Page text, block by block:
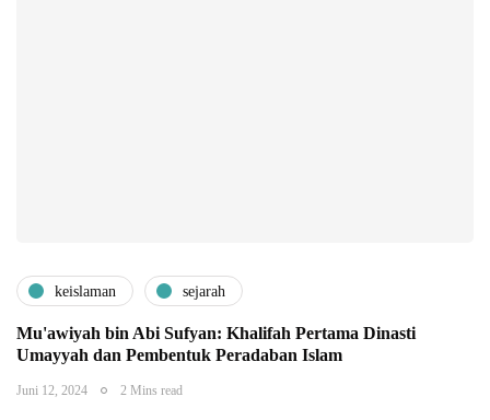
keislaman sejarah
Mu'awiyah bin Abi Sufyan: Khalifah Pertama Dinasti
Umayyah dan Pembentuk Peradaban Islam
Juni 12, 2024 2 Mins read